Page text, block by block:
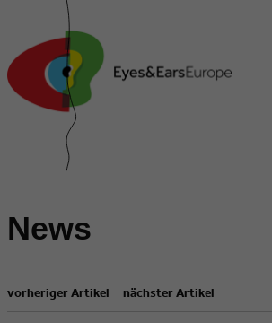
News
vorheriger Artikel nächster Artikel